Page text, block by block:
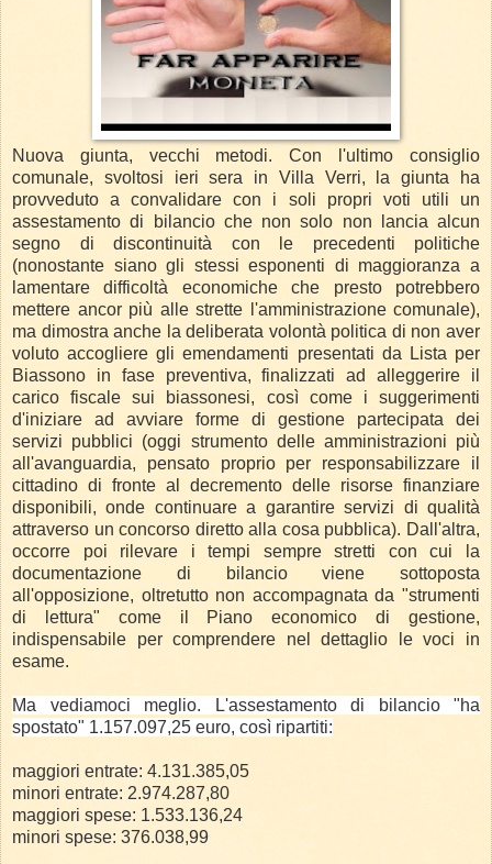
Nuova giunta, vecchi metodi. Con l'ultimo consiglio
comunale, svoltosi ieri sera in Villa Verri, la giunta ha
provveduto a convalidare con i soli propri voti utili un
assestamento di bilancio che non solo non lancia alcun
segno di discontinuità con le precedenti politiche
(nonostante siano gli stessi esponenti di maggioranza a
lamentare difficoltà economiche che presto potrebbero
mettere ancor più alle strette l'amministrazione comunale),
ma dimostra anche la deliberata volontà politica di non aver
voluto accogliere gli emendamenti presentati da Lista per
Biassono in fase preventiva, finalizzati ad alleggerire il
carico fiscale sui biassonesi, così come i suggerimenti
d'iniziare ad avviare forme di gestione partecipata dei
servizi pubblici (oggi strumento delle amministrazioni più
all'avanguardia, pensato proprio per responsabilizzare il
cittadino di fronte al decremento delle risorse finanziare
disponibili, onde continuare a garantire servizi di qualità
attraverso un concorso diretto alla cosa pubblica). Dall'altra,
occorre poi rilevare i tempi sempre stretti con cui la
documentazione di bilancio viene sottoposta
all'opposizione, oltretutto non accompagnata da "strumenti
di lettura" come il Piano economico di gestione,
indispensabile per comprendere nel dettaglio le voci in
esame.
Ma vediamoci meglio. L'assestamento di bilancio "ha
spostato" 1.157.097,25 euro, così ripartiti:
maggiori entrate: 4.131.385,05
minori entrate: 2.974.287,80
maggiori spese: 1.533.136,24
minori spese: 376.038,99